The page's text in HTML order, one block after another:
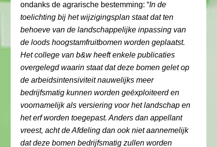
ondanks de agrarische bestemming: “In de
toelichting bij het wijzigingsplan staat dat ten
behoeve van de landschappelijke inpassing van
de loods hoogstamfruitbomen worden geplaatst.
Het college van b&w heeft enkele publicaties
overgelegd waarin staat dat deze bomen gelet op
de arbeidsintensiviteit nauwelijks meer
bedrijfsmatig kunnen worden geëxploiteerd en
voornamelijk als versiering voor het landschap en
het erf worden toegepast. Anders dan appellant
vreest, acht de Afdeling dan ook niet aannemelijk
dat deze bomen bedrijfsmatig zullen worden